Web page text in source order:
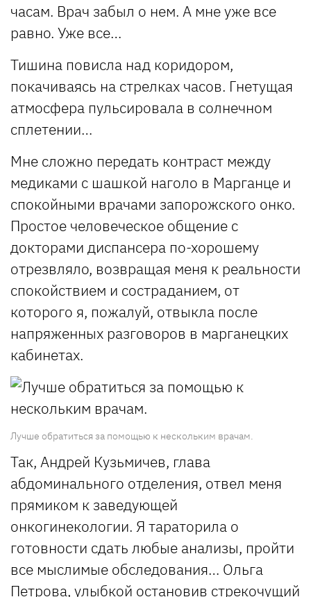
часам. Врач забыл о нем. А мне уже все
равно. Уже все…
Тишина повисла над коридором,
покачиваясь на стрелках часов. Гнетущая
атмосфера пульсировала в солнечном
сплетении…
Мне сложно передать контраст между
медиками с шашкой наголо в Марганце и
спокойными врачами запорожского онко.
Простое человеческое общение с
докторами диспансера по-хорошему
отрезвляло, возвращая меня к реальности
спокойствием и состраданием, от
которого я, пожалуй, отвыкла после
напряженных разговоров в марганецких
кабинетах.
Лучше обратиться за помощью к нескольким врачам.
Так, Андрей Кузьмичев, глава
абдоминального отделения, отвел меня
прямиком к заведующей
онкогинекологии. Я тараторила о
готовности сдать любые анализы, пройти
все мыслимые обследования… Ольга
Петрова, улыбкой остановив стрекочущий